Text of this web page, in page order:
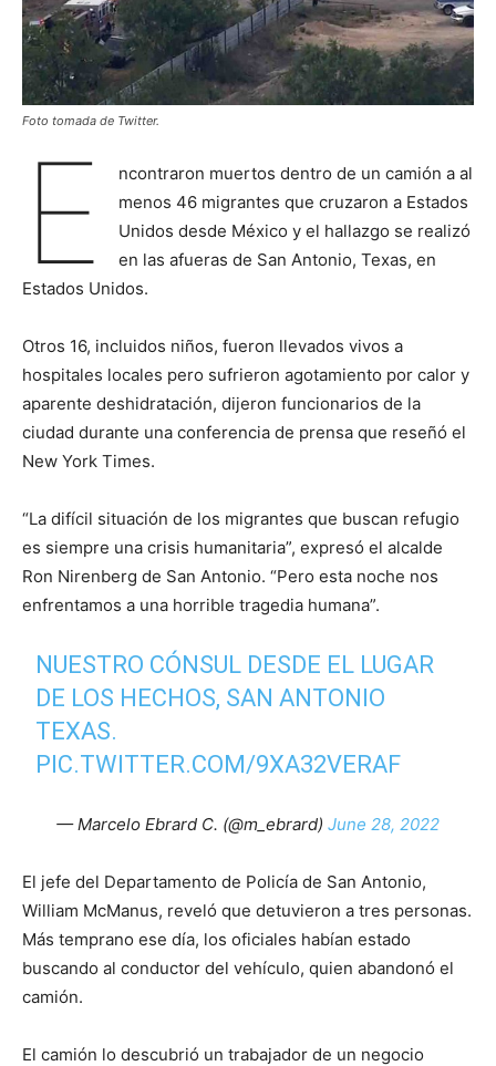
Foto tomada de Twitter.
E
ncontraron muertos dentro de un camión a al
menos 46 migrantes que cruzaron a Estados
Unidos desde México y el hallazgo se realizó
en las afueras de San Antonio, Texas, en
Estados Unidos.
Otros 16, incluidos niños, fueron llevados vivos a
hospitales locales pero sufrieron agotamiento por calor y
aparente deshidratación, dijeron funcionarios de la
ciudad durante una conferencia de prensa que reseñó el
New York Times.
“La difícil situación de los migrantes que buscan refugio
es siempre una crisis humanitaria”, expresó el alcalde
Ron Nirenberg de San Antonio. “Pero esta noche nos
enfrentamos a una horrible tragedia humana”.
NUESTRO CÓNSUL DESDE EL LUGAR
DE LOS HECHOS, SAN ANTONIO
TEXAS.
PIC.TWITTER.COM/9XA32VERAF
— Marcelo Ebrard C. (@m_ebrard) June 28, 2022
El jefe del Departamento de Policía de San Antonio,
William McManus, reveló que detuvieron a tres personas.
Más temprano ese día, los oficiales habían estado
buscando al conductor del vehículo, quien abandonó el
camión.
El camión lo descubrió un trabajador de un negocio